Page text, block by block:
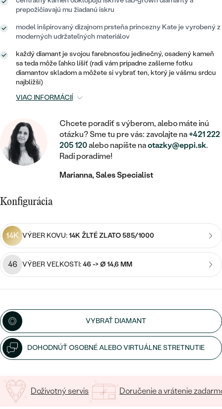
RUČNE RYTÉ
S VÝPLŇOU
SVADOBNÉ SETY
PODĽA CENY
CENOVO DOSTUPNÉ
LUXUSNÉ
Najpredávanejšie
obrúčky
ZAČAŤ S DIAMANTOM
ZAČAŤ S LABGROWN DIAMANTOM
ZAČAŤ S FAREBNÝM DIAMANTOM
PODĽA DRAHOKAMU
DIAMANT
LAB GROWN DIAMANT
MOISSANIT
FAREBNÝ DIAMANT
ČIERNY DIAMANT
SALT AND PEPPER DIAMANT
DRAHOKAM
PODĽA MATERIÁLU
PLATINA
STRIEBRO
DETSKÉ ŠPERKY
BROŠNE
DOPLNKY
PODĽA MATERIÁLU
STRIEBORNÉ
PLATINOVÉ
PODĽA DRAHOKAMU
S DRAHOKAMAMI
S LAB GROWN DIAMANTMI
S PERLAMI
PODĽA ŠTÝLU
PERSONALIZOVANÉ
MINIMALISTICKÉ
DETSKÉ
PIERCING
PODĽA DRAHOKAMU
S DIAMANTMI
S PERLAMI
PODĽA CENY
LUXUSNÉ
MEDAILÓNY
RETIAZKY
V TVARE SRDCA
SO ZVIERATAMI
PODĽA DRAHOKAMU
S DIAMANTMI
S DRAHOKAMAMI
CENOVO DOSTUPNÉ
LUXUSNÉ
PEČATNÉ
PERSONALIZOVANÉ
PODĽA DRAHOKAMU
S DIAMANTMI
S DRAHOKAMAMI
S PERLAMI
CENOVO DOSTUPNÉ
LUXUSNÉ
prepožičiavajú mu žiadanú iskru
model inšpirovaný dizajnom prsteňa princezny Kate je vyrobený z
moderných udržateľných materiálov
každý diamant je svojou farebnosťou jedinečný, osadený kameň
sa teda môže ľahko líšiť (radi vám prípadne zašleme fotku
diamantov skladom a môžete si vybrať ten, ktorý je vášmu srdcu
najbližší)
VIAC INFORMÁCIÍ
Chcete poradiť s výberom, alebo máte inú
otázku? Sme tu pre vás: zavolajte na+421 222
205 120alebo napíšte naotazky@eppi.sk.
Radi poradíme!
Marianna, Sales Specialist
Konfigurácia
14K VÝBER KOVU:14K ŽLTÉ ZLATO 585/1000
46 VÝBER VEĽKOSTI:46 -> Ø 14,6 MM
VYBRAŤ DIAMANT
DOHODNÚŤ OSOBNÉ ALEBO VIRTUÁLNE STRETNUTIE
Doživotný servis Doručenie a vrátenie